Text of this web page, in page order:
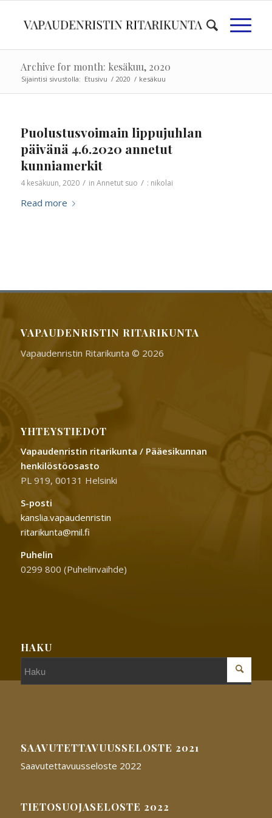
Archive for month: kesäkuu, 2020
Sijaintisi sivustolla: Etusivu / 2020 / kesäkuu
Puolustusvoimain lippujuhlan
päivänä 4.6.2020 annetut
kunniamerkit
4 kesäkuun, 2020 / in Annetut suo / : nikolai
Read more
VAPAUDENRISTIN RITARIKUNTA
Vapaudenristin Ritarikunta © 2026
YHTEYSTIEDOT
Vapaudenristin ritarikunta / Pääesikunnan
henkilöstöosasto
PL 919, 00131 Helsinki
S-posti
kanslia.vapaudenristin
ritarikunta@mil.fi
Puhelin
0299 800 (Puhelinvaihde)
HAKU
SAAVUTETTAVUUSSELOSTE 2021
Saavutettavuusseloste 2022
TIETOSUOJASELOSTE 2022